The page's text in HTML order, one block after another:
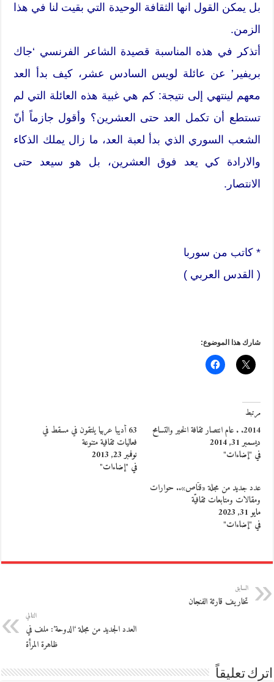
بل يمكن القول انها الثقافة الوحيدة التي بقيت لنا في هذا
الزمن.
أتذكر في هذه المناسبة قصيدة الشاعر الفرنسي ‘جاك
بريفير’ عن عائلة لويس السادس عشر، كيف بدأ العد
معهم لينتهي إلى نتيجة: كم هي غبية هذه العائلة التي لم
تستطع أن تكمل العد حتى العشرين؟ وأقول جازماً أنّ
الشعب السوري الذي بدأ لعبة العد، ما زال يملك الذكاء
والارادة كي يعد فوق العشرين، بل هو سيعد حتى
الانتصار.
* كاتب من سوربا
( القدس العربي )
شارك هذا الموضوع:
مرتبط
2014. . عام انتصار ثقافة الخير والتسامح
ديسمبر 31, 2014
في "إضاءات"
63 أديبا عربيا يلتقون في مسقط في
فعاليات ثقافية متنوعة
نوفمبر 23, 2013
في "إضاءات"
عدد جديد من مجلة «قنّاص».. حوارات
ومقالات ومتابعات ثقافيّة
مايو 31, 2023
في "إضاءات"
السابق
تخاريف قارئة الفنجان
التالي
العدد الجديد من مجلة ‘الدوحة’: ملف في
ظاهرة المرأة
اترك تعليقاً